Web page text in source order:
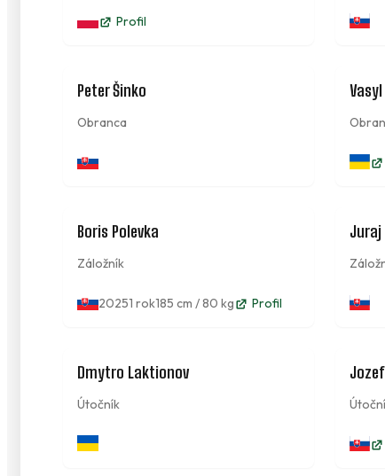
Profil
Peter Šinko
Obranca
Boris Polevka
Záložník
20251 rok185 cm / 80 kg Profil
Juraj
Dmytro Laktionov
Útočník